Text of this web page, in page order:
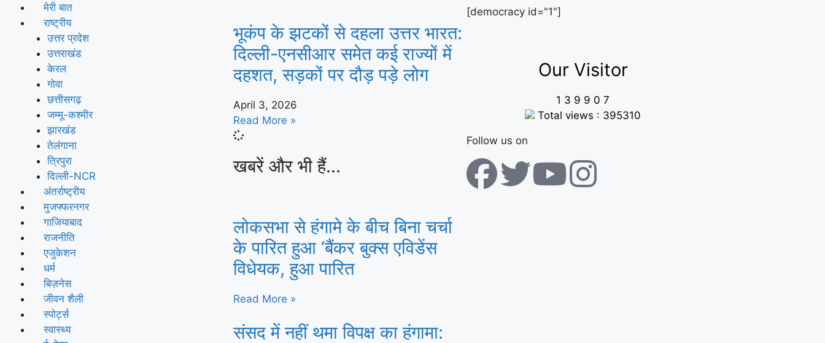
मेरी बात
राष्ट्रीय
उत्तर प्रदेश
उत्तराखंड
केरल
गोवा
छत्तीसगढ़
जम्मू-कश्मीर
झारखंड
तेलंगाना
त्रिपुरा
दिल्ली-NCR
अंतर्राष्ट्रीय
मुजफ्फरनगर
गाजियाबाद
राजनीति
एजुकेशन
धर्म
बिज़नेस
जीवन शैली
स्पोर्ट्स
स्वास्थ्य
भूकंप के झटकों से दहला उत्तर भारत:
दिल्ली-एनसीआर समेत कई राज्यों में
दहशत, सड़कों पर दौड़ पड़े लोग
April 3, 2026
Read More »
खबरें और भी हैं...
लोकसभा से हंगामे के बीच बिना चर्चा
के पारित हुआ ‘बैंकर बुक्स एविडेंस
विधेयक, हुआ पारित
Read More »
संसद में नहीं थमा विपक्ष का हंगामा:
[democracy id="1"]
Our Visitor
1 3 9 9 0 7
Total views : 395310
Follow us on